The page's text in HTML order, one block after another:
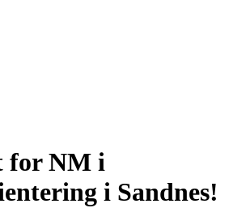
NM i
i Sandnes!